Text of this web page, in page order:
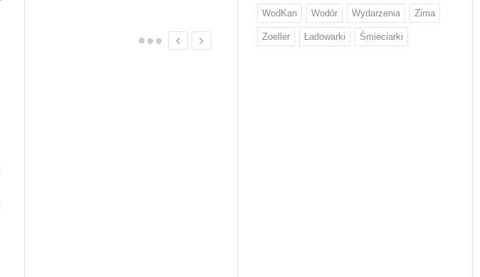
Parlament Europejski. Wyznaczają…
WodKan Wodór Wydarzenia Zima
Zoeller Ładowarki Śmieciarki